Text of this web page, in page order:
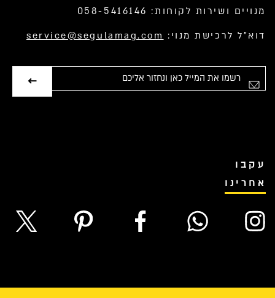
מנויים ושירות לקוחות: 058-5416146
דוא”ל לרכישת מנוי:service@segulamag.com
עקבו
אחרינו